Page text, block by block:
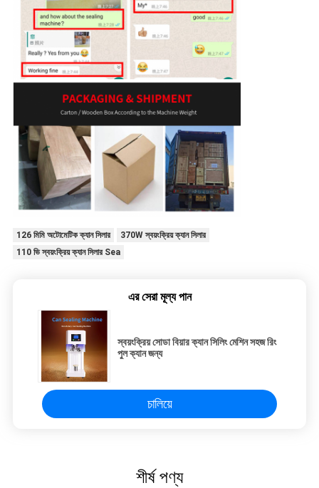
126 মিমি অটোমেটিক ক্যান সিলার
370W স্বয়ংক্রিয় ক্যান সিলার
110 ভি স্বয়ংক্রিয় ক্যান সিলার Sea
এর সেরা মূল্য পান
স্বয়ংক্রিয় সোডা বিয়ার ক্যান সিলিং মেশিন সহজ রিং
পুল ক্যান জন্য
চালিয়ে
শীর্ষ পণ্য